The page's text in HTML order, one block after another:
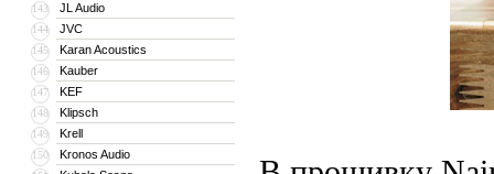
143 JL Audio
144 JVC
145 Karan Acoustics
146 Kauber
147 KEF
148 Klipsch
149 Krell
150 Kronos Audio